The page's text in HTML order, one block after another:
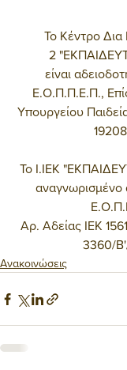
Το Κέντρο
2
είναι
Ε.Ο.Π.Π.Ε.Π.,
Υπουργείου
Το Ι.ΙΕΚ
3360/
Ανακοινώσεις